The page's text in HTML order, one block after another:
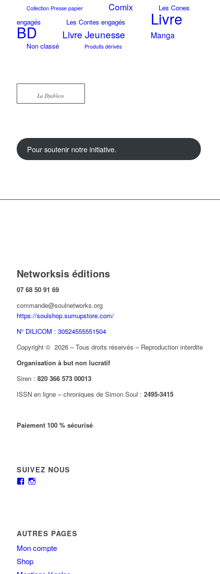
Collection Presse papier Comix
Les Cones
engagés
Les Contes engagés Livre
BD Livre Jeunesse Manga
Non classé Produits dérivés
La Djabless
Pour soutenir notre initiative.
Networksis éditions
07 68 50 91 69
commande@soulnetworks.org
https://soulshop.sumupstore.com/
N° DILICOM : 30524555551504
Copyright © 2026 – Tous droits réservés – Reproduction interdite
Organisation à but non lucratif
Siren : 820 366 573 00013
ISSN en ligne – chroniques de Simon Soul : 2495-3415
Paiement 100 % sécurisé
SUIVEZ NOUS
AUTRES PAGES
Mon compte
Shop